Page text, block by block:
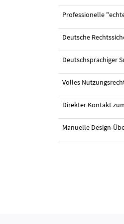
#10 Logo-
Professionelle
Deutsche
Deutschsprachiger
Volles
Direkter Kontakt
Manuelle Design-